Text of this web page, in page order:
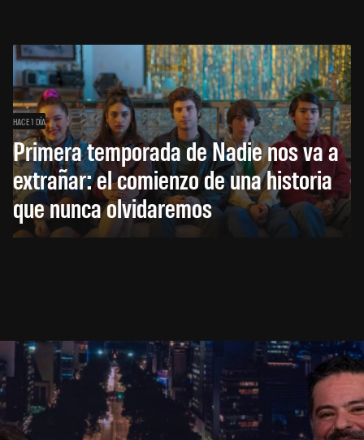
HACE 1 DÍA
Primera temporada de Nadie nos va a
extrañar: el comienzo de una historia
que nunca olvidaremos